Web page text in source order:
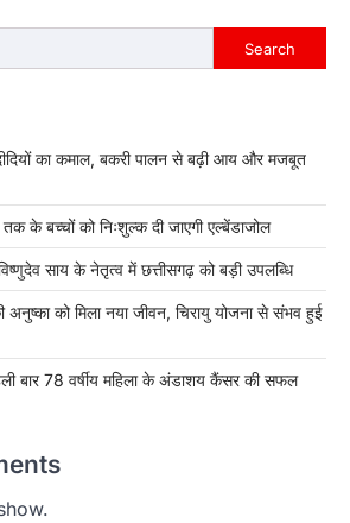
Search
का कमाल, बकरी पालन से बढ़ी आय और मजबूत
के बच्चों को निःशुल्क दी जाएगी एल्बेंडाजोल
साय के नेतृत्व में छत्तीसगढ़ को बड़ी उपलब्धि
अनुष्का को मिला नया जीवन, चिरायु योजना से संभव हुई
बार 78 वर्षीय महिला के अंडाशय कैंसर की सफल